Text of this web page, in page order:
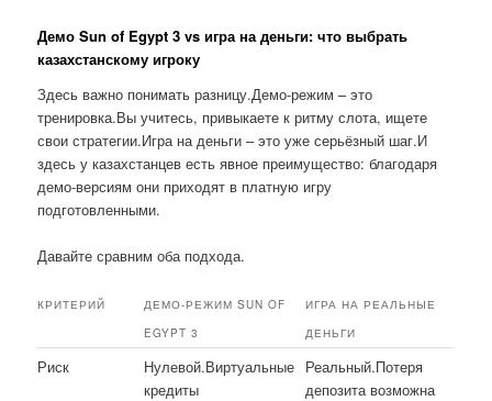
Демо Sun of Egypt 3 vs игра на деньги: что выбрать
казахстанскому игроку
Здесь важно понимать разницу.Демо-режим – это
тренировка.Вы учитесь, привыкаете к ритму слота, ищете
свои стратегии.Игра на деньги – это уже серьёзный шаг.И
здесь у казахстанцев есть явное преимущество: благодаря
демо-версиям они приходят в платную игру
подготовленными.
Давайте сравним оба подхода.
КРИТЕРИЙ
ДЕМО-РЕЖИМ SUN OF
EGYPT 3
ИГРА НА РЕАЛЬНЫЕ
ДЕНЬГИ
Риск
Нулевой.Виртуальные
кредиты
Реальный.Потеря
депозита возможна